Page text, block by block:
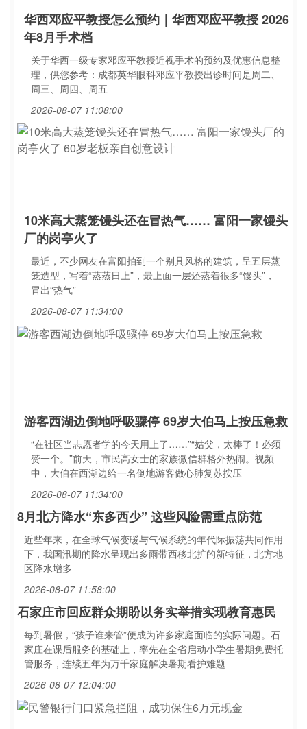
华西邓应平教授怎么预约｜华西邓应平教授 2026
年8月手术档
关于华西一级专家邓应平教授近视手术的预约及优惠信息整
理，供您参考：成都英华眼科邓应平教授出诊时间是周二、
周三、周四、周五
2026-08-07 11:08:00
10米高大蒸笼馒头还在冒热气…… 富阳一家馒头
厂的岗亭火了
最近，不少网友在富阳拍到一个别具风格的建筑，呈五层蒸
笼造型，写着“蒸蒸日上”，最上面一层还蒸着很多“馒头”，
冒出“热气”
2026-08-07 11:34:00
游客西湖边倒地呼吸骤停 69岁大伯马上按压急救
“在社区当志愿者学的今天用上了……”“姑父，太棒了！必须
赞一个。”前天，市民高女士的家族微信群格外热闹。视频
中，大伯在西湖边给一名倒地游客做心肺复苏按压
2026-08-07 11:34:00
8月北方降水“东多西少” 这些风险需重点防范
近些年来，在全球气候变暖与气候系统的年代际振荡共同作用
下，我国汛期的降水呈现出多雨带西移北扩的新特征，北方地
区降水增多
2026-08-07 11:58:00
石家庄市回应群众期盼以务实举措实现教育惠民
每到暑假，“孩子谁来管”便成为许多家庭面临的实际问题。石
家庄在课后服务的基础上，率先在全省启动小学生暑期免费托
管服务，连续五年为万千家庭解决暑期看护难题
2026-08-07 12:04:00